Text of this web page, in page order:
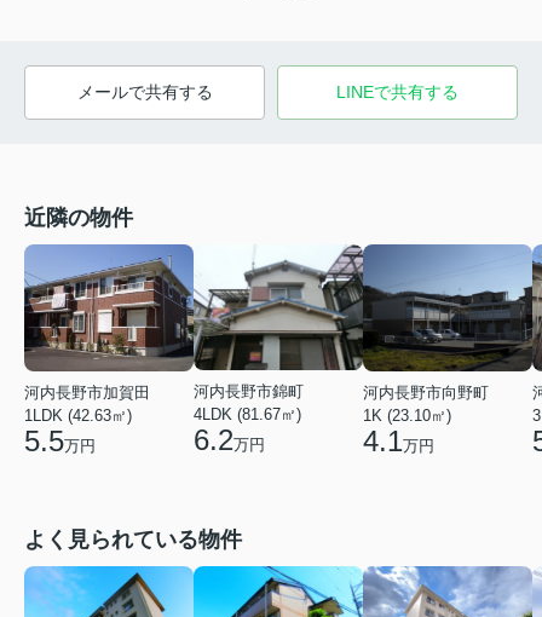
メールで共有する LINEで共有する
近隣の物件
河内長野市加賀田
1LDK (42.63㎡)
5.5万円
河内長野市錦町
4LDK (81.67㎡)
6.2万円
河内長野市向野町
1K (23.10㎡)
4.1万円
よく見られている物件